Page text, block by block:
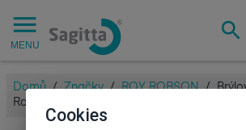
MENU
Domů / Značky / ROY ROBSON /
Robson s klipem
Cookies